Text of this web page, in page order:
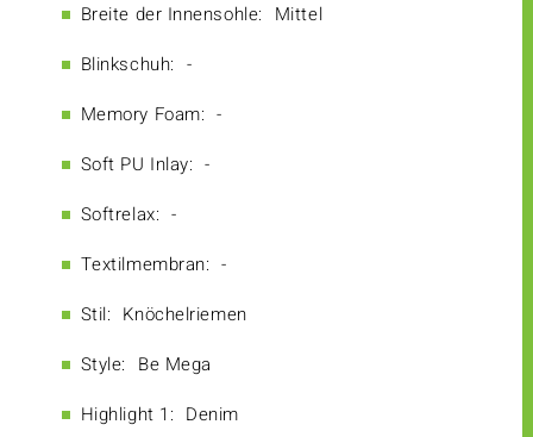
Breite der Innensohle: Mittel
Blinkschuh: -
Memory Foam: -
Soft PU Inlay: -
Softrelax: -
Textilmembran: -
Stil: Knöchelriemen
Style: Be Mega
Highlight 1: Denim